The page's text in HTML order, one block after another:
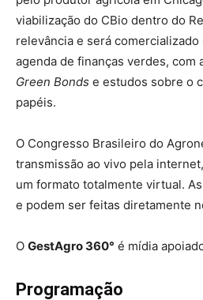
viabilização do CBio dentro do
relevância e será comercializado
agenda de finanças verdes, com
Green Bonds e estudos sobre o
papéis.
O Congresso Brasileiro do
transmissão ao vivo pela
um formato totalmente virtual.
e podem ser feitas diretamente
O GestAgro 360° é mídia
Programação